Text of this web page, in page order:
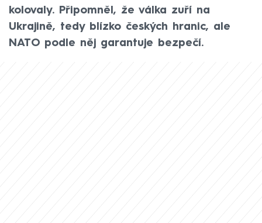
kolovaly. Připomněl, že válka zuří na
Ukrajině, tedy blízko českých hranic, ale
NATO podle něj garantuje bezpečí.